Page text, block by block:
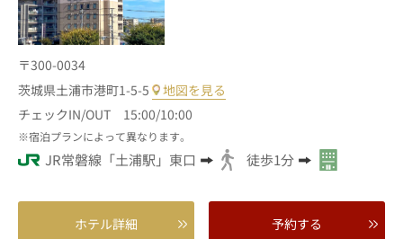
〒300-0034
茨城県土浦市港町1-5-5
地図を見る
チェックIN/OUT 15:00/10:00
宿泊プランによって異なります。
JR常磐線「土浦駅」東口 徒歩1分
ホテル詳細 予約する